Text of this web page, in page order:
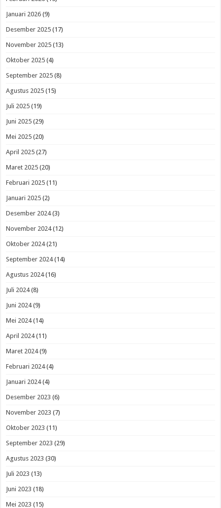
Januari 2026 (9)
Desember 2025 (17)
November 2025 (13)
Oktober 2025 (4)
September 2025 (8)
Agustus 2025 (15)
Juli 2025 (19)
Juni 2025 (29)
Mei 2025 (20)
April 2025 (27)
Maret 2025 (20)
Februari 2025 (11)
Januari 2025 (2)
Desember 2024(3)
November 2024(12)
Oktober 2024(21)
September 2024(14)
Agustus 2024(16)
Juli 2024(8)
Juni 2024(9)
Mei 2024(14)
April 2024(11)
Maret 2024(9)
Februari 2024(4)
Januari 2024(4)
Desember 2023 (6)
November 2023 (7)
Oktober 2023 (11)
September 2023 (29)
Agustus 2023 (30)
Juli 2023 (13)
Juni 2023 (18)
Mei 2023 (15)